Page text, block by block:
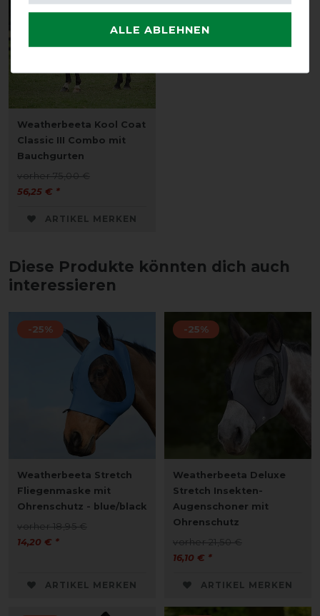
Weatherbeeta Kool Coat
Classic III Combo mit
Bauchgurten
vorher 75,00 €
56,25 € *
ARTIKEL MERKEN
Diese Produkte könnten dich auch
interessieren
-25%
Weatherbeeta Stretch
Fliegenmaske mit
Ohrenschutz - blue/black
vorher 18,95 €
14,20 € *
ARTIKEL MERKEN
-25%
Weatherbeeta Deluxe
Stretch Insekten-
Augenschoner mit
Ohrenschutz
vorher 21,50 €
16,10 € *
ARTIKEL MERKEN
ALLE ABLEHNEN